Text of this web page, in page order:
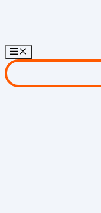
springen